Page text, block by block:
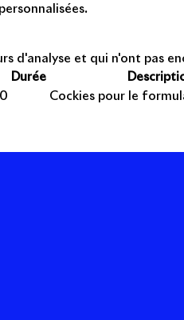
d'analyse et qui n'ont pas
Durée
Cockies pour le